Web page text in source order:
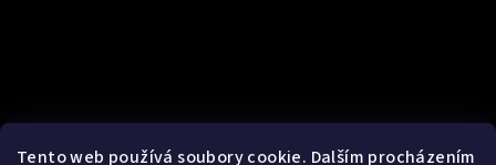
Tento web používá soubory cookie. Dalším procházením